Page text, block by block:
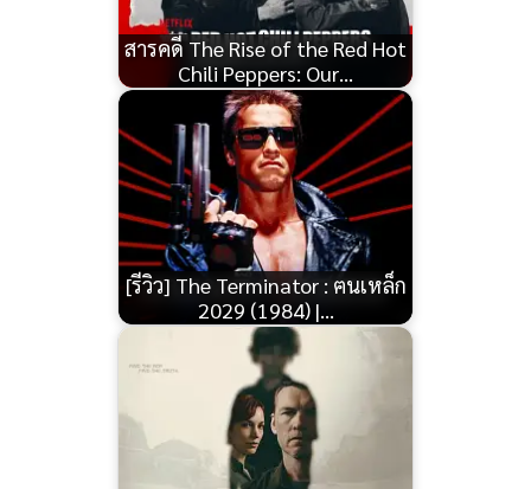
สารคดี The Rise of the Red Hot
Chili Peppers: Our…
[รีวิว] The Terminator : ฅนเหล็ก
2029 (1984) |…